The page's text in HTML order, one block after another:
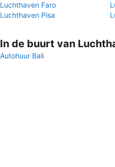
Luchthaven Faro
Luchthaven Pisa
In de buurt van
Autohuur Bali